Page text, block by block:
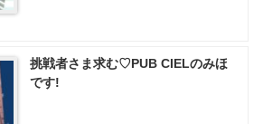
挑戦者さま求む♡PUB CIELのみほ
です!